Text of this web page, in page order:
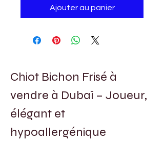
Ajouter au panier
Chiot Bichon Frisé à
vendre à Dubaï – Joueur,
élégant et
hypoallergénique